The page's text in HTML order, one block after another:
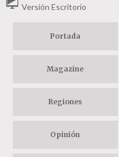
Versión Escritorio
Portada
Magazine
Regiones
Opinión